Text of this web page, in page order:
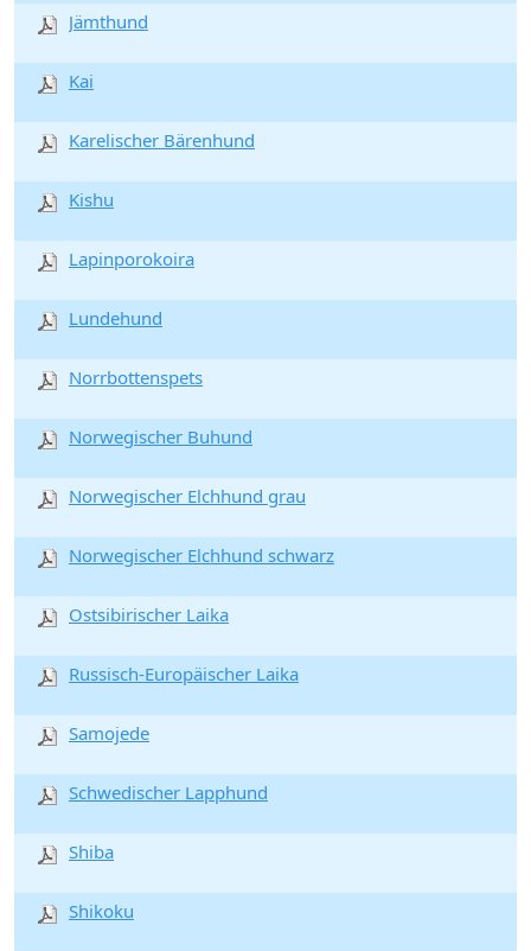
Jämthund
Kai
Karelischer Bärenhund
Kishu
Lapinporokoira
Lundehund
Norrbottenspets
Norwegischer Buhund
Norwegischer Elchhund grau
Norwegischer Elchhund schwarz
Ostsibirischer Laika
Russisch-Europäischer Laika
Samojede
Schwedischer Lapphund
Shiba
Shikoku